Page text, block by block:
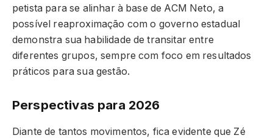
petista para se alinhar à base de ACM Neto, a
possível reaproximação com o governo estadual
demonstra sua habilidade de transitar entre
diferentes grupos, sempre com foco em resultados
práticos para sua gestão.
Perspectivas para 2026
Diante de tantos movimentos, fica evidente que Zé